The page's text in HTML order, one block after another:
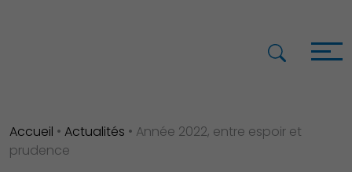
Accueil • Actualités • Année 2022, entre espoir et
prudence